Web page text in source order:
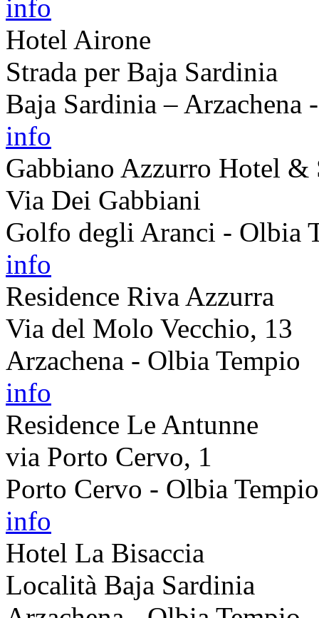
info
Hotel Airone
Strada per Baja Sardinia
Baja Sardinia – Arzachena
info
Gabbiano Azzurro Hotel &
Via Dei Gabbiani
Golfo degli Aranci - Olbia
info
Residence Riva Azzurra
Via del Molo Vecchio, 13
Arzachena - Olbia Tempio
info
Residence Le Antunne
via Porto Cervo, 1
Porto Cervo - Olbia Tempio
info
Hotel La Bisaccia
Località Baja Sardinia